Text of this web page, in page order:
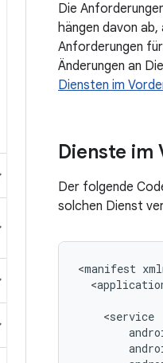
Die
hängen davon
Anforderungen
Änderungen an
Diensten im
Dienste
Der folgende
solchen Dienst
<manifest